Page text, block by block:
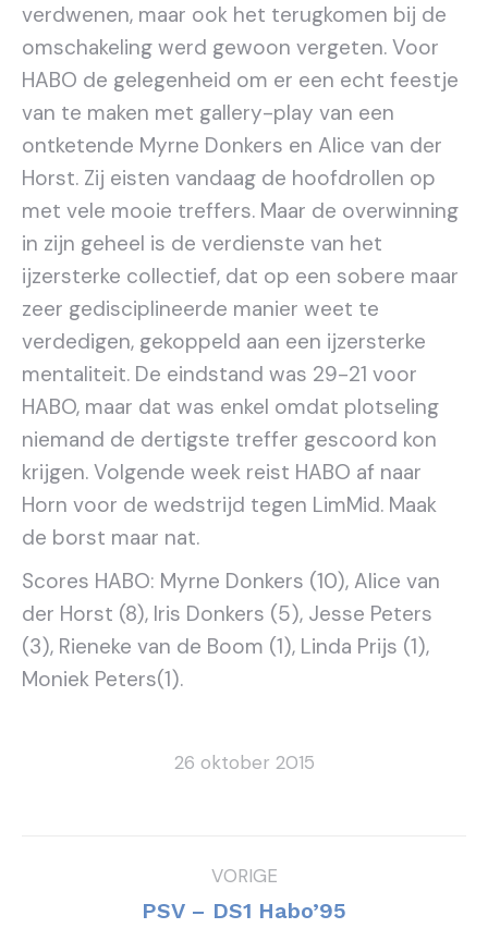
verdwenen, maar ook het terugkomen bij de
omschakeling werd gewoon vergeten. Voor
HABO de gelegenheid om er een echt feestje
van te maken met gallery-play van een
ontketende Myrne Donkers en Alice van der
Horst. Zij eisten vandaag de hoofdrollen op
met vele mooie treffers. Maar de overwinning
in zijn geheel is de verdienste van het
ijzersterke collectief, dat op een sobere maar
zeer gedisciplineerde manier weet te
verdedigen, gekoppeld aan een ijzersterke
mentaliteit. De eindstand was 29-21 voor
HABO, maar dat was enkel omdat plotseling
niemand de dertigste treffer gescoord kon
krijgen. Volgende week reist HABO af naar
Horn voor de wedstrijd tegen LimMid. Maak
de borst maar nat.
Scores HABO: Myrne Donkers (10), Alice van
der Horst (8), Iris Donkers (5), Jesse Peters
(3), Rieneke van de Boom (1), Linda Prijs (1),
Moniek Peters(1).
26 oktober 2015
navigatie
VORIGE
Vorig
PSV – DS1 Habo’95